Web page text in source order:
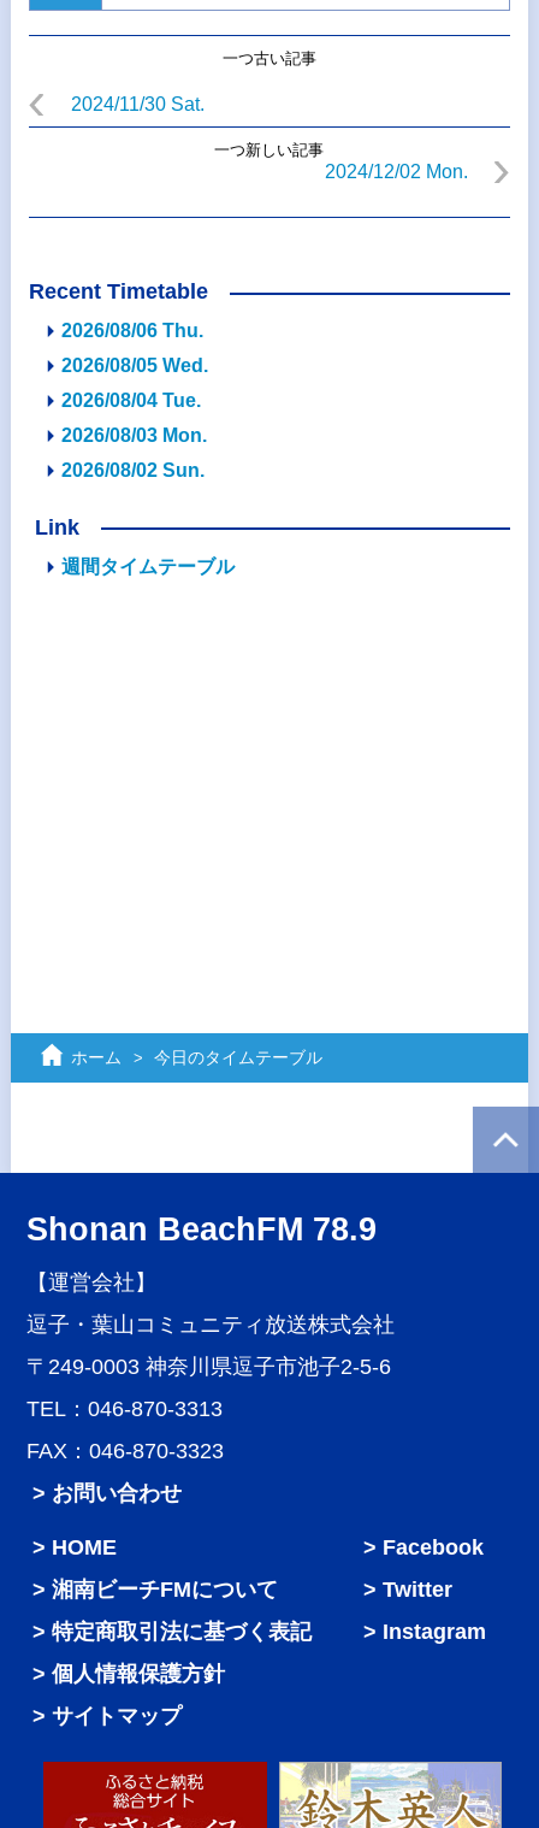
一つ古い記事
2024/11/30 Sat.
一つ新しい記事
2024/12/02 Mon.
Recent Timetable
2026/08/06 Thu.
2026/08/05 Wed.
2026/08/04 Tue.
2026/08/03 Mon.
2026/08/02 Sun.
Link
週間タイムテーブル
ホーム 今日のタイムテーブル
Shonan BeachFM 78.9
【運営会社】
逗子・葉山コミュニティ放送株式会社
〒249-0003 神奈川県逗子市池子2-5-6
TEL：046-870-3313
FAX：046-870-3323
> お問い合わせ
HOME
湘南ビーチFMについて
特定商取引法に基づく表記
個人情報保護方針
サイトマップ
Facebook
Twitter
Instagram